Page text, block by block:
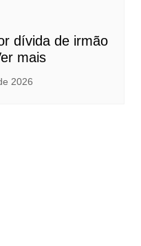
dívida de irmão
mais
2026